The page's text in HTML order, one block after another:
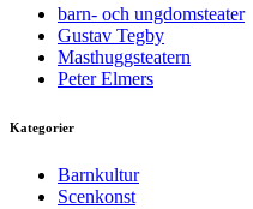
barn- och ungdomsteater
Gustav Tegby
Masthuggsteatern
Peter Elmers
Kategorier
Barnkultur
Scenkonst